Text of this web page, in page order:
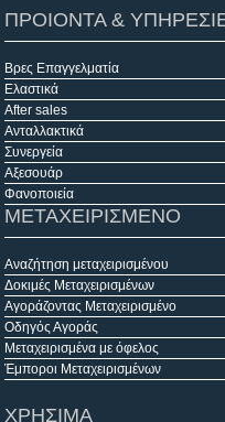
ΠΡΟΙΟΝΤΑ &
Βρες Επαγγελματία
Ελαστικά
After sales
Ανταλλακτικά
Συνεργεία
Αξεσουάρ
Φανοποιεία
ΜΕΤΑΧΕΙΡΙΣΜΕΝΟ
Αναζήτηση μεταχειρισμένου
Δοκιμές Μεταχειρισμένων
Αγοράζοντας Μεταχειρισμένο
Οδηγός Αγοράς
Μεταχειρισμένα με όφελος
Έμποροι Μεταχειρισμένων
ΧΡΗΣΙΜΑ